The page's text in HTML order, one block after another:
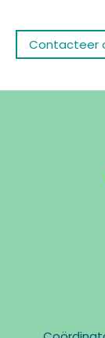
Contacteer